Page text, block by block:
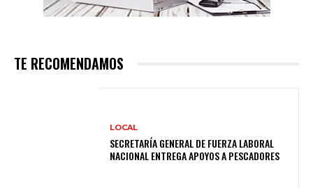
TE RECOMENDAMOS
LOCAL
SECRETARÍA GENERAL DE FUERZA LABORAL
NACIONAL ENTREGA APOYOS A PESCADORES